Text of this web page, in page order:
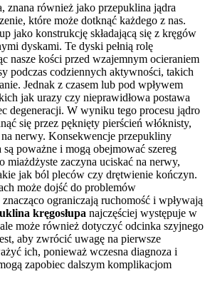
znana również jako przepuklina jądra
które może dotknąć każdego z nas.
jako konstrukcję składającą się z kręgów
dyskami. Te dyski pełnią rolę
nasze kości przed wzajemnym ocieraniem
podczas codziennych aktywności, takich
Jednak z czasem lub pod wpływem
jak urazy czy nieprawidłowa postawa
degeneracji. W wyniku tego procesu jądro
się przez pęknięty pierścień włóknisty,
nerwy. Konsekwencje przepukliny
są poważne i mogą obejmować szereg
zaczyna uciskać na nerwy,
jak ból pleców czy drętwienie kończyn.
może dojść do problemów
ograniczają ruchomość i wpływają
kręgosłupa najczęściej występuje w
może również dotyczyć odcinka szyjnego
aby zwrócić uwagę na pierwsze
ich, ponieważ wczesna diagnoza i
zapobiec dalszym komplikacjom